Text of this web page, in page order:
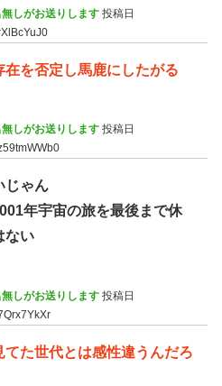
しがお送りします 投稿日
を否定し馬鹿にしたがる
しがお送りします 投稿日
じゃん
年宇宙の旅を最後まで休
ない
しがお送りします 投稿日
た世代とは感性違うんだろ